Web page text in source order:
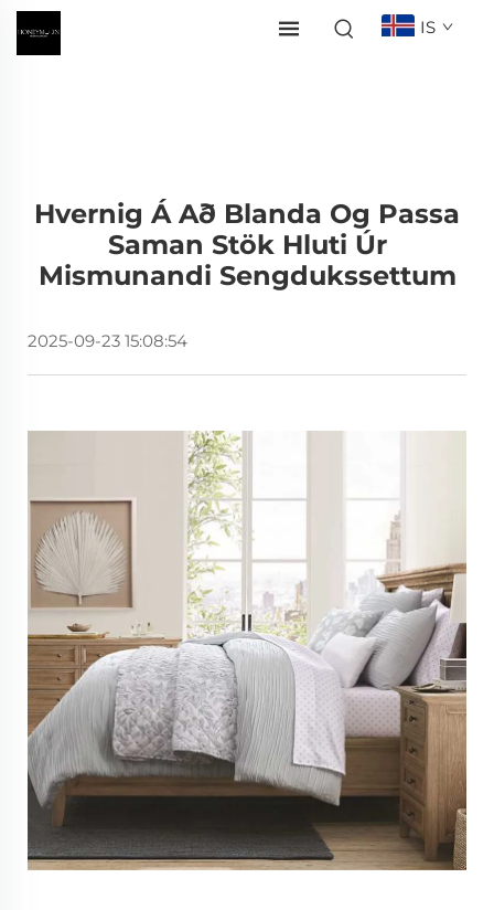
IS
Hvernig Á Að Blanda Og Passa
Saman Stök Hluti Úr
Mismunandi Sengdukssettum
2025-09-23 15:08:54